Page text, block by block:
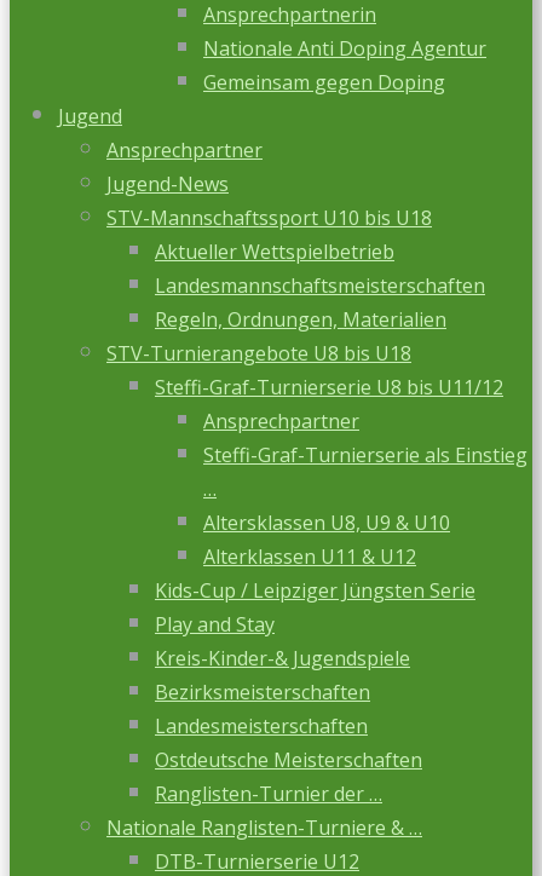
Ansprechpartnerin
Nationale Anti Doping Agentur
Gemeinsam gegen Doping
Jugend
Ansprechpartner
Jugend-News
STV-Mannschaftssport U10 bis U18
Aktueller Wettspielbetrieb
Landesmannschaftsmeisterschaften
Regeln, Ordnungen, Materialien
STV-Turnierangebote U8 bis U18
Steffi-Graf-Turnierserie U8 bis U11/12
Ansprechpartner
Steffi-Graf-Turnierserie als Einstieg
…
Altersklassen U8, U9 & U10
Alterklassen U11 & U12
Kids-Cup / Leipziger Jüngsten Serie
Play and Stay
Kreis-Kinder-& Jugendspiele
Bezirksmeisterschaften
Landesmeisterschaften
Ostdeutsche Meisterschaften
Ranglisten-Turnier der …
Nationale Ranglisten-Turniere & …
DTB-Turnierserie U12